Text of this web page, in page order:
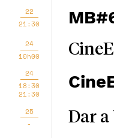
22
21:30
24
10h00
24
18:30
21:30
25
-
Dar a